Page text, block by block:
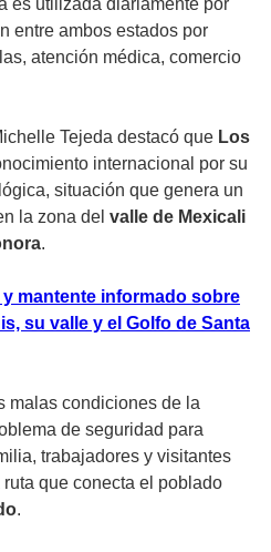
es utilizada diariamente por
entre ambos estados por
atención médica, comercio
Tejeda destacó que Los
internacional por su
situación que genera un
la zona del valle de Mexicali
.
mantente informado sobre
su valle y el Golfo de Santa
malas condiciones de la
de seguridad para
trabajadores y visitantes
que conecta el poblado
.